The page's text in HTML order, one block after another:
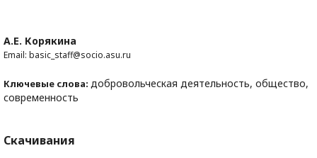
А.Е. Корякина
Email: basic_staff@socio.asu.ru
Ключевые слова: добровольческая деятельность, общество,
современность
Скачивания